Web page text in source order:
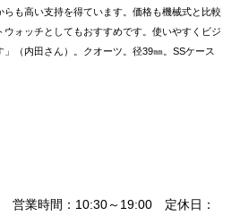
も高い支持を得ています。価格も機械式と比較
ォッチとしてもおすすめです。使いやすくビジ
（内田さん）。クオーツ。径39㎜。SSケース
営業時間：10:30～19:00 定休日：